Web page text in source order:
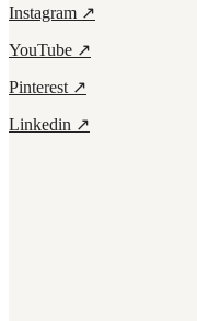
Instagram ↗
YouTube ↗
Pinterest ↗
Linkedin ↗